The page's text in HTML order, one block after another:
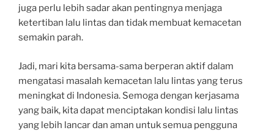
juga perlu lebih sadar akan pentingnya menjaga
ketertiban lalu lintas dan tidak membuat kemacetan
semakin parah.
Jadi, mari kita bersama-sama berperan aktif dalam
mengatasi masalah kemacetan lalu lintas yang terus
meningkat di Indonesia. Semoga dengan kerjasama
yang baik, kita dapat menciptakan kondisi lalu lintas
yang lebih lancar dan aman untuk semua pengguna